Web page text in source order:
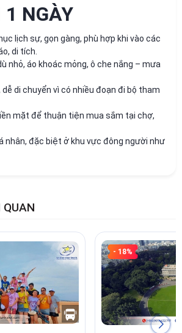
1 NGÀY
lịch sự, gọn gàng, phù hợp khi vào các
di tích.
nhỏ, áo khoác mỏng, ô che nắng – mưa
di chuyển vì có nhiều đoạn đi bộ tham
mặt để thuận tiện mua sắm tại chợ,
nhân, đặc biệt ở khu vực đông người như
- 18%